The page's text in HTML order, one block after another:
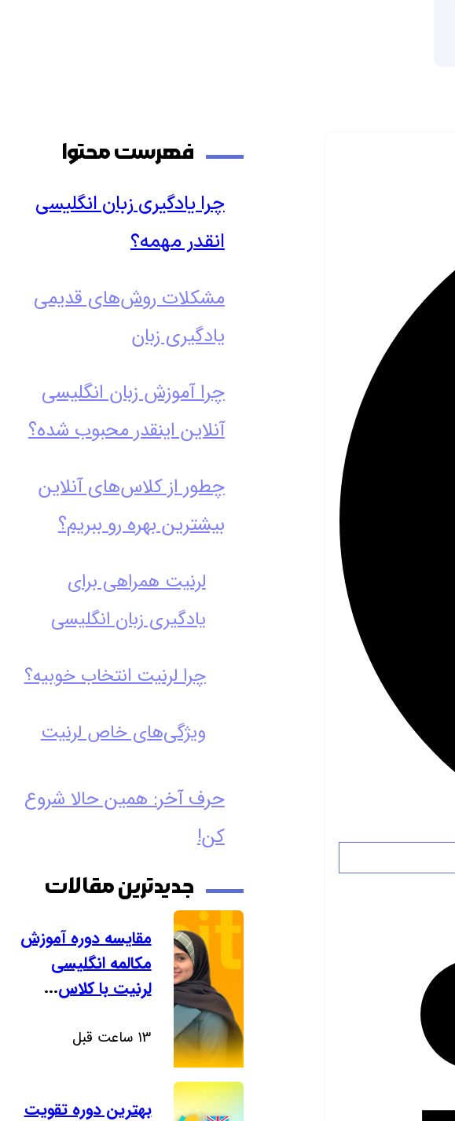
فهرست محتوا
چرا یادگیری زبان انگلیسی
انقدر مهمه؟
مشکلات روش‌های قدیمی
یادگیری زبان
چرا آموزش زبان انگلیسی
آنلاین اینقدر محبوب شده؟
چطور از کلاس‌های آنلاین
بیشترین بهره رو ببریم؟
لرنیت همراهی برای
یادگیری زبان انگلیسی
چرا لرنیت انتخاب خوبیه؟
ویژگی‌های خاص لرنیت
حرف آخر: همین حالا شروع
کن!
جدیدترین مقالات
مقایسه دوره آموزش
مکالمه انگلیسی
لرنیت با کلاس...
13 ساعت قبل
بهترین دوره تقویت